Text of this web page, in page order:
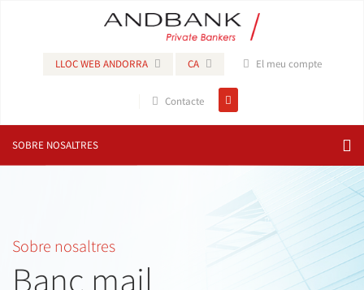
LLOC WEB ANDORRA CA El meu compte
Contacte
SOBRE NOSALTRES
Sobre nosaltres
Banc mail